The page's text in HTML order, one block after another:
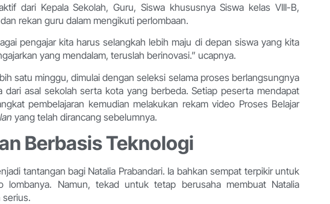
dari Kepala Sekolah, Guru, Siswa khususnya Siswa kelas VIII-B,
rekan guru dalam mengikuti perlombaan.
pengajar kita harus selangkah lebih maju di depan siswa yang kita
yang mendalam, teruslah berinovasi.” ucapnya.
satu minggu, dimulai dengan seleksi selama proses berlangsungnya
dari asal sekolah serta kota yang berbeda. Setiap peserta mendapat
pembelajaran kemudian melakukan rekam video Proses Belajar
yang telah dirancang sebelumnya.
Berbasis Teknologi
tantangan bagi Natalia Prabandari. Ia bahkan sempat terpikir untuk
lombanya. Namun, tekad untuk tetap berusaha membuat Natalia